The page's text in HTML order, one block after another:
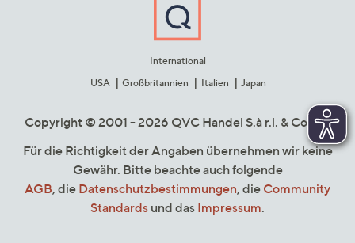
International
USA
Großbritannien Italien Japan
Copyright © 2001 - 2026 QVC Handel S.à r.l. & Co. KG
Für die Richtigkeit der Angaben übernehmen wir keine
Gewähr. Bitte beachte auch folgende
AGB, die Datenschutzbestimmungen, die Community
Standards und das Impressum.